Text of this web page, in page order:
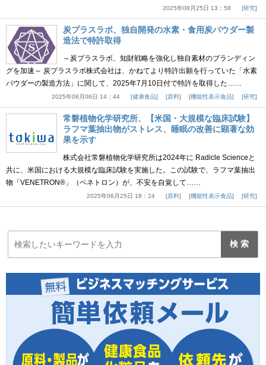
2025年08月25日 13：58 研究
炭プラスラボ、独自開発の水素・食用炭パウダー製
造法で特許取得
～炭プラスラボ、知財戦略を強化し独自素材のブランディン
グを加速～ 炭プラスラボ株式会社は、かねてより特許出願を行っていた「水素
パウダーの製造方法」に関して、2025年7月10日付で特許を取得した……
2025年08月06日 14：44 健康食品 原料 機能性表示食品 研究
常磐植物化学研究所、【米国・大規模な臨床試験】
ラフマ葉抽出物がストレス、睡眠の改善に顕著な効
果を示す
株式会社常磐植物化学研究所は2024年に Radicle Scienceと
共に、米国における大規模な臨床試験を実施した。この試験で、ラフマ葉抽出
物「VENETRON®」（ベネトロン）が、不安を自覚して……
2025年06月25日 18：24 原料 機能性表示食品 研究